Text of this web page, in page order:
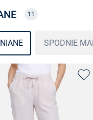
11
SPODNIE